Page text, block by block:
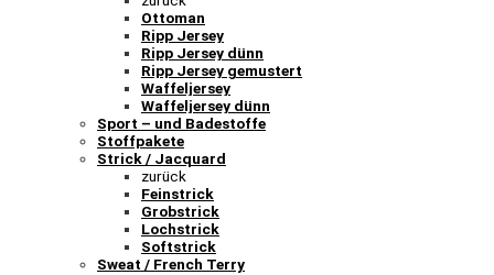
Ottoman
Ripp Jersey
Ripp Jersey dünn
Ripp Jersey gemustert
Waffeljersey
Waffeljersey dünn
Sport – und Badestoffe
Stoffpakete
Strick / Jacquard
zurück
Feinstrick
Grobstrick
Lochstrick
Softstrick
Sweat / French Terry